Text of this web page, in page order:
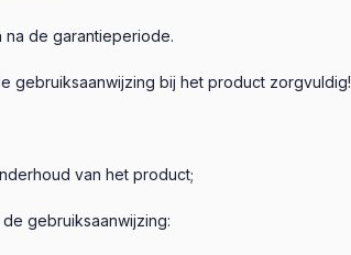
de garantieperiode.
gebruiksaanwijzing bij het product zorgvuldig!
van het product;
gebruiksaanwijzing: